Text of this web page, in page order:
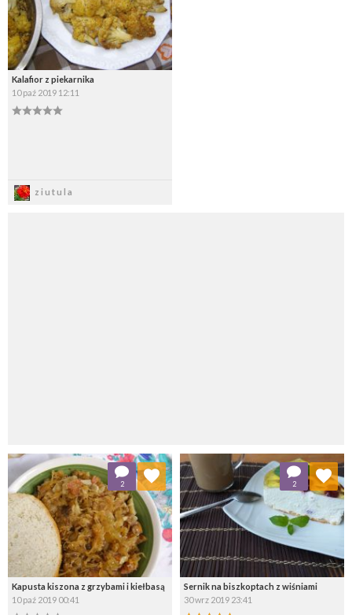
Kalafior z piekarnika
10 paź 2019 12:11
ziutula
Kapusta kiszona z grzybami i kiełbasą
10 paź 2019 00:41
2
Dodaj do ulubionych
Wybierz listę:
Sernik na biszkoptach z wiśniami
30 wrz 2019 23:41
2
Dodaj do ulubionych
Wybierz listę: